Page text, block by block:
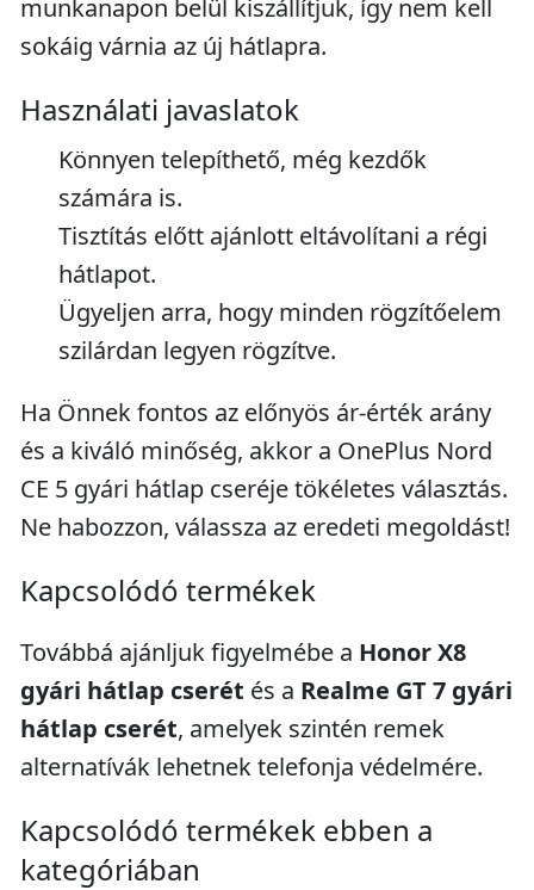
munkanapon belül kiszállítjuk, így nem kell
sokáig várnia az új hátlapra.
Használati javaslatok
Könnyen telepíthető, még kezdők
számára is.
Tisztítás előtt ajánlott eltávolítani a régi
hátlapot.
Ügyeljen arra, hogy minden rögzítőelem
szilárdan legyen rögzítve.
Ha Önnek fontos az előnyös ár-érték arány
és a kiváló minőség, akkor a OnePlus Nord
CE 5 gyári hátlap cseréje tökéletes választás.
Ne habozzon, válassza az eredeti megoldást!
Kapcsolódó termékek
Továbbá ajánljuk figyelmébe a Honor X8
gyári hátlap cserét és a Realme GT 7 gyári
hátlap cserét, amelyek szintén remek
alternatívák lehetnek telefonja védelmére.
Kapcsolódó termékek ebben a
kategóriában